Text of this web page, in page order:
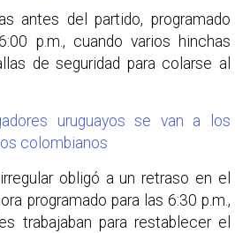
antes del partido, programado
p.m., cuando varios hinchas
de seguridad para colarse al
uruguayos se van a los
colombianos
obligó a un retraso en el
programado para las 6:30 p.m.,
trabajaban para restablecer el